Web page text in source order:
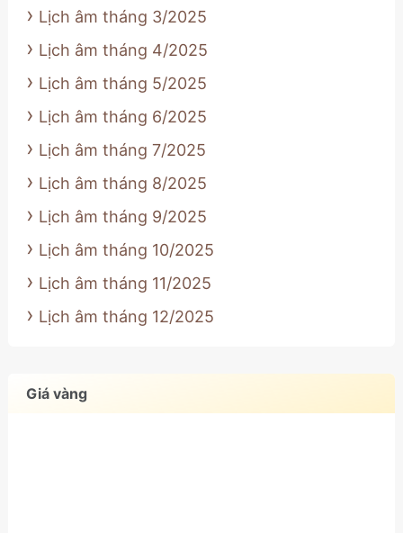
Lịch âm tháng 3/2025
Lịch âm tháng 4/2025
Lịch âm tháng 5/2025
Lịch âm tháng 6/2025
Lịch âm tháng 7/2025
Lịch âm tháng 8/2025
Lịch âm tháng 9/2025
Lịch âm tháng 10/2025
Lịch âm tháng 11/2025
Lịch âm tháng 12/2025
Giá vàng